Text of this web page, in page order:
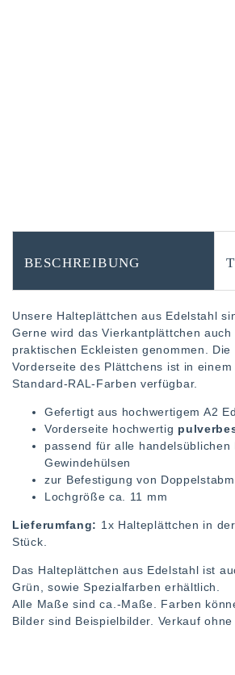
BESCHREIBUNG
Unsere Halteplättchen aus Edelstahl
Gerne wird das Vierkantplättchen
praktischen Eckleisten genommen.
Vorderseite des Plättchens ist in
Standard-RAL-Farben verfügbar.
Gefertigt aus hochwertigem A2
Vorderseite hochwertig
passend für alle
Gewindehülsen
zur Befestigung von
Lochgröße ca. 11 mm
Lieferumfang: 1x Halteplättchen in
Stück.
Das Halteplättchen aus Edelstahl ist
Grün, sowie Spezialfarben erhältlich.
Alle Maße sind ca.-Maße. Farben
Bilder sind Beispielbilder. Verkauf